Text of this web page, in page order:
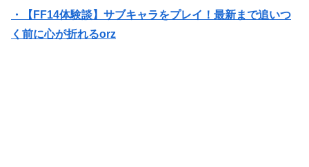
・【FF14体験談】サブキャラをプレイ！最新まで追いつ
く前に心が折れるorz